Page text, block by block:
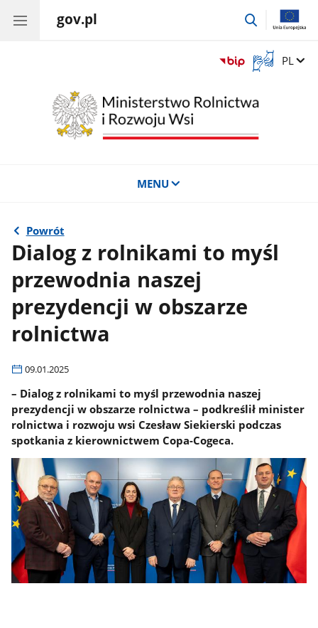
gov.pl
przejdź
Otwórz
okno
tłumaczem
migowego
Zmień
PL
MENU
Powrót
Dialog z rolnikami to myśl
przewodnia naszej
prezydencji w obszarze
rolnictwa
09.01.2025
– Dialog z rolnikami to myśl przewodnia naszej
prezydencji w obszarze rolnictwa – podkreślił minister
rolnictwa i rozwoju wsi Czesław Siekierski podczas
spotkania z kierownictwem Copa-Cogeca.